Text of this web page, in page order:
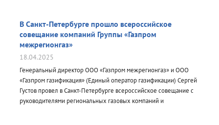
В Санкт-Петербурге прошло всероссийское
совещание компаний Группы «Газпром
межрегионгаз»
18.04.2025
Генеральный директор ООО «Газпром межрегионгаз» и ООО
«Газпром газификация» (Единый оператор газификации) Сергей
Густов провел в Санкт-Петербурге всероссийское совещание с
руководителями региональных газовых компаний и